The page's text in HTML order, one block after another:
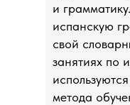
и
испанскую
свой
занятиях по
метода